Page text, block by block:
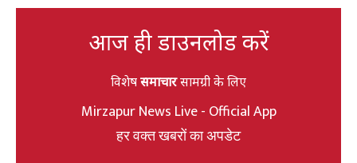
आज ही डाउनलोड करें
विशेषसमाचारसामग्री के लिए
Mirzapur News Live - Official App
हर वक्त खबरों का अपडेट